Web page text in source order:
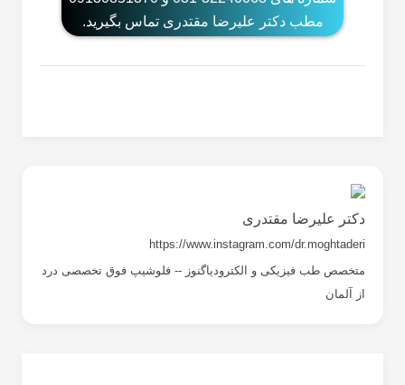
مطب دکتر علیرضا مقتدری تماس بگیرید.
دکتر علیرضا مقتدری
https://www.instagram.com/dr.moghtaderi
متخصص طب فیزیکی و الکترودیاگنوز -- فلوشیپ فوق تخصصی درد
از آلمان